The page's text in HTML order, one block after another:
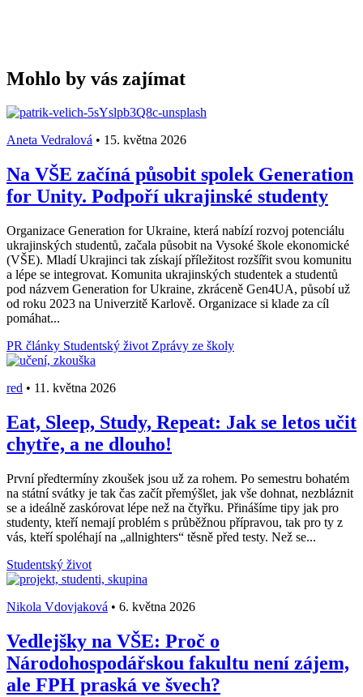
Mohlo by vás zajímat
Aneta Vedralová • 15. května 2026
Na VŠE začíná působit spolek Generation
for Unity. Podpoří ukrajinské studenty
Organizace Generation for Ukraine, která nabízí rozvoj potenciálu
ukrajinských studentů, začala působit na Vysoké škole ekonomické
(VŠE). Mladí Ukrajinci tak získají příležitost rozšířit svou komunitu
a lépe se integrovat. Komunita ukrajinských studentek a studentů
pod názvem Generation for Ukraine, zkráceně Gen4UA, působí už
od roku 2023 na Univerzitě Karlově. Organizace si klade za cíl
pomáhat...
PR články Studentský život Zprávy ze školy
red • 11. května 2026
Eat, Sleep, Study, Repeat: Jak se letos učit
chytře, a ne dlouho!
První předtermíny zkoušek jsou už za rohem. Po semestru bohatém
na státní svátky je tak čas začít přemýšlet, jak vše dohnat, nezbláznit
se a ideálně zaskórovat lépe než na čtyřku. Přinášíme tipy jak pro
studenty, kteří nemají problém s průběžnou přípravou, tak pro ty z
vás, kteří spoléhají na „allnighters“ těsně před testy. Než se...
Studentský život
Nikola Vdovjaková • 6. května 2026
Vedlejšky na VŠE: Proč o
Národohospodářskou fakultu není zájem,
ale FPH praská ve švech?